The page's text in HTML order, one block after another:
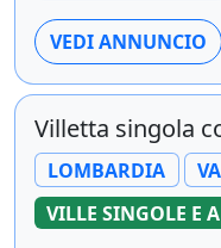
VEDI ANNUNCIO
Villetta singola
LOMBARDIA
VILLE SINGOLE E